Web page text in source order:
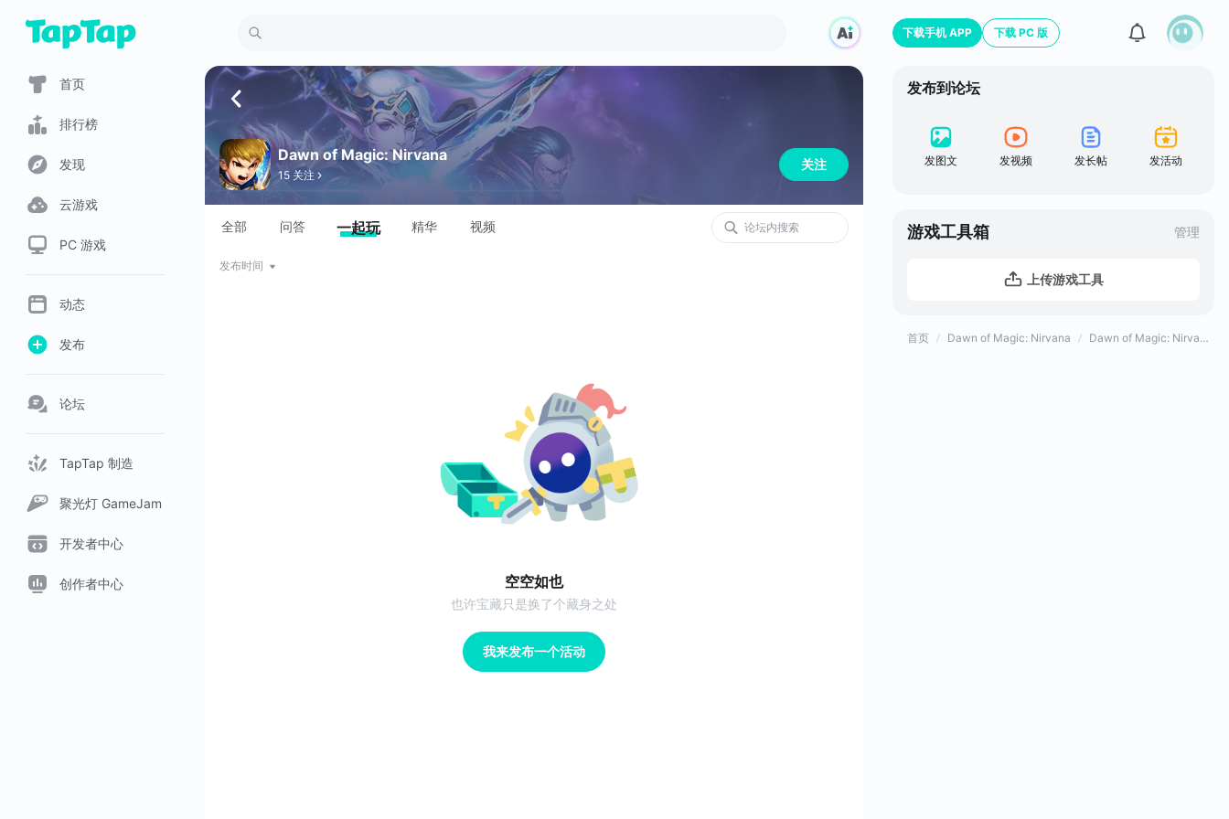
首页
排行榜
发现
云游戏
PC 游戏
动态
发布
论坛
TapTap 制造
聚光灯 GameJam
开发者中心
创作者中心
Dawn of Magic: Nirvana
15 关注
关注
全部 问答 一起玩 精华 视频
发布时间
空空如也
也许宝藏只是换了个藏身之处
我来发布一个活动
下载手机 APP 下载 PC 版
发布到论坛
发图文 发视频 发长帖 发活动
游戏工具箱 管理
上传游戏工具
首页 Dawn of Magic: Nirvana Dawn of Magic: Nirvana官方论坛